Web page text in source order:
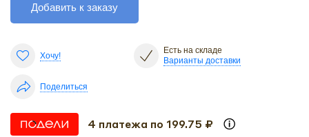
Добавить к заказу
Хочу!
Есть на складе
Варианты доставки
Поделиться
4 платежа по 199.75 ₽